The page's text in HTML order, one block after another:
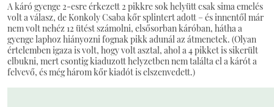
A káró gyenge 2-esre érkezett 2 pikkre sok helyütt csak sima emelés
volt a válasz, de Konkoly Csaba kőr splintert adott – és innentől már
nem volt nehéz 12 ütést számolni, elsősorban káróban, hátha a
gyenge laphoz hiányozni fognak pikk adunál az átmenetek. (Olyan
értelemben igaza is volt, hogy volt asztal, ahol a 4 pikket is sikerült
elbukni, mert csontig kiaduzott helyzetben nem találta el a kárót a
felvevő, és még három kőr kiadót is elszenvedett.)